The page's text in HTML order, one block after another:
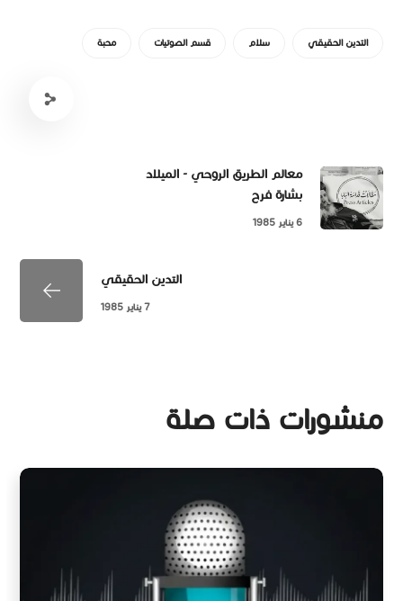
التدين الحقيقي سلام قسم الصوتيات محبة
معالم الطريق الروحي - الميلاد
بشارة فرح
6 يناير 1985
التدين الحقيقي
7 يناير 1985
منشورات ذات صلة